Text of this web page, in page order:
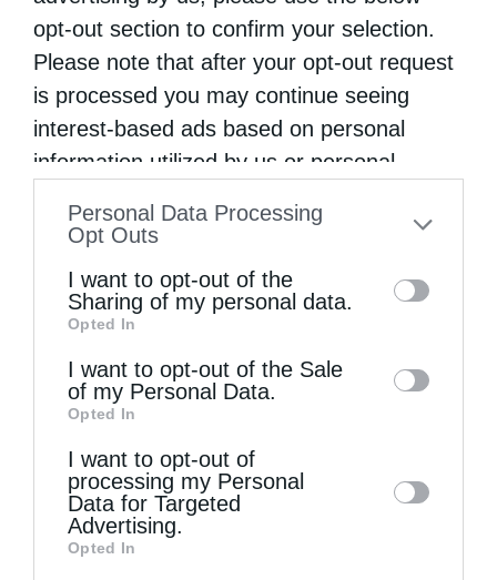
opt-out section to confirm your selection.
Please note that after your opt-out request
is processed you may continue seeing
interest-based ads based on personal
information utilized by us or personal
to your opt-out. You may separately opt-out
information by third parties on the IAB’s list
of downstream participants. This
information may also be disclosed by us to
third parties on theIAB’s List of
Downstream Participants
disclose it to other third parties.
Personal Data Processing
Opt Outs
I want to opt-out of the
Sharing of my personal data.
Opted In
I want to opt-out of the Sale
of my Personal Data.
Opted In
I want to opt-out of
processing my Personal
Data for Targeted
Advertising.
Opted In
Πατριαρχεία
Η Παλαιστιανική αρχή χρηματοδοτεί την
kivotos 19 Οκτωβρίου 2016
οι επικεφαλής των τριών μεγαλύτερων
χριστιανικών κοινοτήτων στα Ιεροσόλυμα,
δηλαδή ο Πατριάρχης Ιεροσολύμων κ.
Θεόφιλος, ο Κουστωδός της Αγίας Γής π.
Φραγκίσκος, και ο …